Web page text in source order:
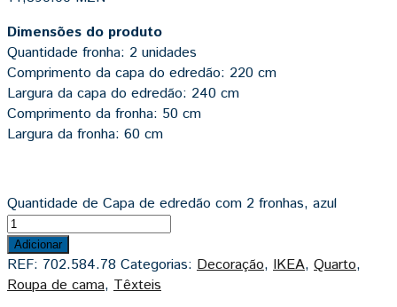
Dimensões do produto
Quantidade fronha: 2 unidades
Comprimento da capa do edredão: 220 cm
Largura da capa do edredão: 240 cm
Comprimento da fronha: 50 cm
Largura da fronha: 60 cm
Quantidade de Capa de edredão com 2 fronhas, azul
Adicionar
REF: 702.584.78 Categorias: Decoração, IKEA, Quarto,
Roupa de cama, Têxteis